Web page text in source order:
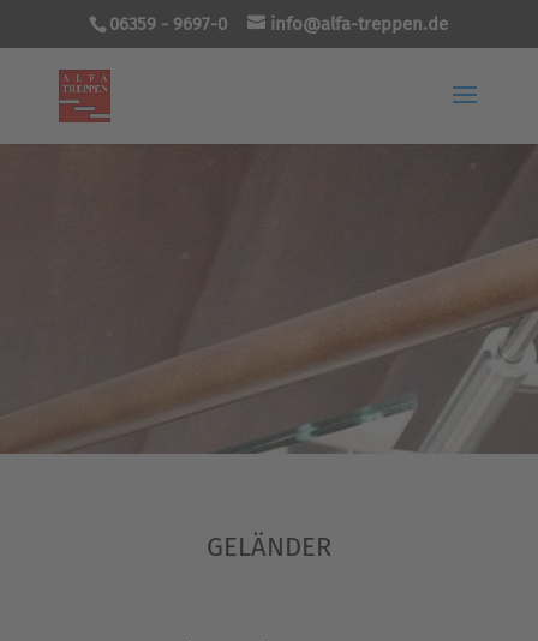
06359 - 9697-0 info@alfa-treppen.de
GELÄNDER